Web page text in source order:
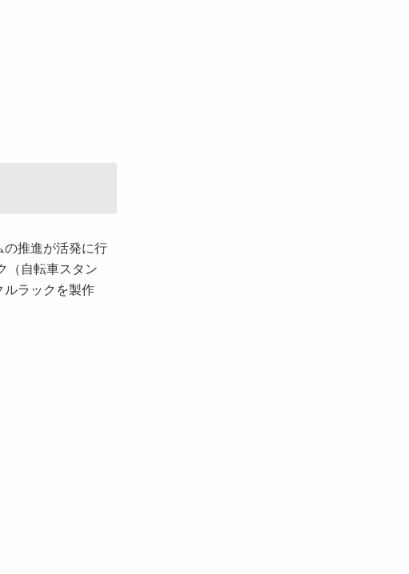
推進が活発に行
（自転車スタン
ルラックを製作